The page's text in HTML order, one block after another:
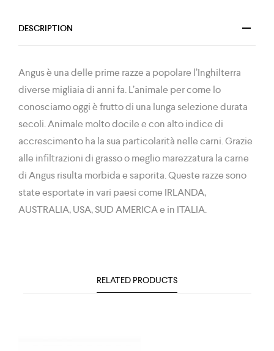
DESCRIPTION
Angus è una delle prime razze a popolare l’Inghilterra
diverse migliaia di anni fa. L’animale per come lo
conosciamo oggi è frutto di una lunga selezione durata
secoli. Animale molto docile e con alto indice di
accrescimento ha la sua particolarità nelle carni. Grazie
alle infiltrazioni di grasso o meglio marezzatura la carne
di Angus risulta morbida e saporita. Queste razze sono
state esportate in vari paesi come IRLANDA,
AUSTRALIA, USA, SUD AMERICA e in ITALIA.
RELATED PRODUCTS